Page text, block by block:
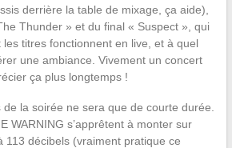
derrière la table de mixage, ça aide),
Thunder » et du final « Suspect », qui
titres fonctionnent en live, et à quel
une ambiance. Vivement un concert
ça plus longtemps !
la soirée ne sera que de courte durée.
WARNING s’apprêtent à monter sur
113 décibels (vraiment pratique ce